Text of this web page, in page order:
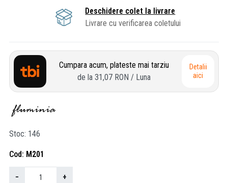
Deschidere colet la livrare
Livrare cu verificarea coletului
Cumpara acum, plateste mai tarziu
de la 31,07 RON / Luna
Detalii
aici
Stoc 146
Cod M201
− +